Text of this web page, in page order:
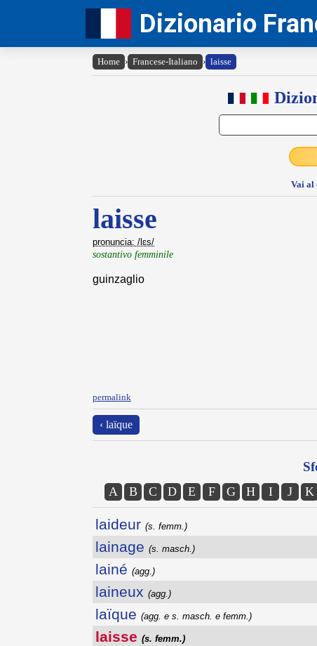
Dizionario
Home › Francese-Italiano › laisse
Vai al
laisse
pronuncia: /lɛs/
sostantivo femminile
guinzaglio
permalink
‹ laïque
A B C D E F G H I J K
laideur (s. femm.)
lainage (s. masch.)
lainé (agg.)
laineux (agg.)
laïque (agg. e s. masch. e femm.)
laisse (s. femm.)